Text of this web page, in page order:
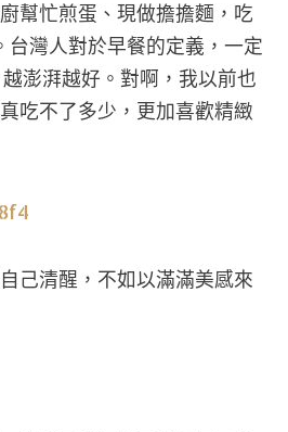
幫忙煎蛋、現做擔擔麵，吃
灣人對於早餐的定義，一定
澎湃越好。對啊，我以前也
吃不了多少，更加喜歡精緻
己清醒，不如以滿滿美感來